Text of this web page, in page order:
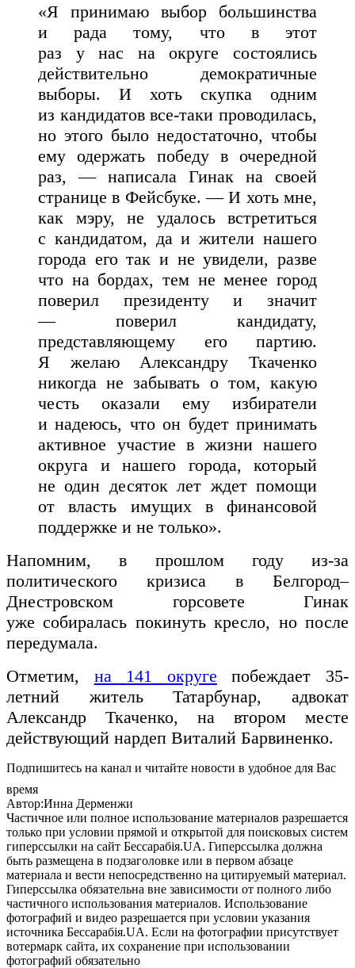
«Я принимаю выбор большинства
и рада тому, что в этот
раз у нас на округе состоялись
действительно демократичные
выборы. И хоть скупка одним
из кандидатов все-таки проводилась,
но этого было недостаточно, чтобы
ему одержать победу в очередной
раз, — написала Гинак на своей
странице в Фейсбуке. — И хоть мне,
как мэру, не удалось встретиться
с кандидатом, да и жители нашего
города его так и не увидели, разве
что на бордах, тем не менее город
поверил президенту и значит
— поверил кандидату,
представляющему его партию.
Я желаю Александру Ткаченко
никогда не забывать о том, какую
честь оказали ему избиратели
и надеюсь, что он будет принимать
активное участие в жизни нашего
округа и нашего города, который
не один десяток лет ждет помощи
от власть имущих в финансовой
поддержке и не только».
Напомним, в прошлом году из-за
политического кризиса в Белгород–
Днестровском горсовете Гинак
уже собиралась покинуть кресло, но после
передумала.
Отметим, на 141 округе побеждает 35-
летний житель Татарбунар, адвокат
Александр Ткаченко, на втором месте
действующий нардеп Виталий Барвиненко.
Подпишитесь на канал и читайте новости в удобное для Вас
время
Автор:Инна Дерменжи
Частичное или полное использование материалов разрешается
только при условии прямой и открытой для поисковых систем
гиперссылки на сайт Бессарабія.UA. Гиперссылка должна
быть размещена в подзаголовке или в первом абзаце
материала и вести непосредственно на цитируемый материал.
Гиперссылка обязательна вне зависимости от полного либо
частичного использования материалов. Использование
фотографий и видео разрешается при условии указания
источника Бессарабія.UA. Если на фотографии присутствует
вотермарк сайта, их сохранение при использовании
фотографий обязательно